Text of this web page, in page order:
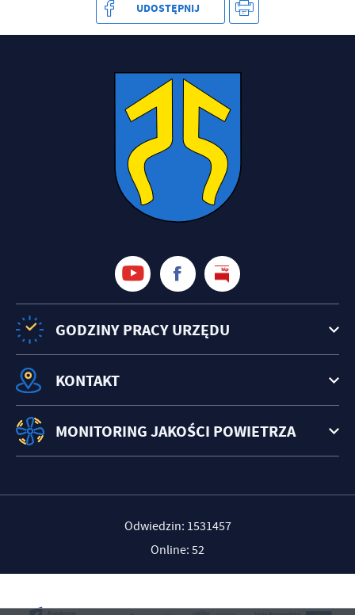
UDOSTĘPNIJ
GODZINY PRACY URZĘDU
KONTAKT
MONITORING JAKOŚCI POWIETRZA
Odwiedzin: 1531457
Online: 52